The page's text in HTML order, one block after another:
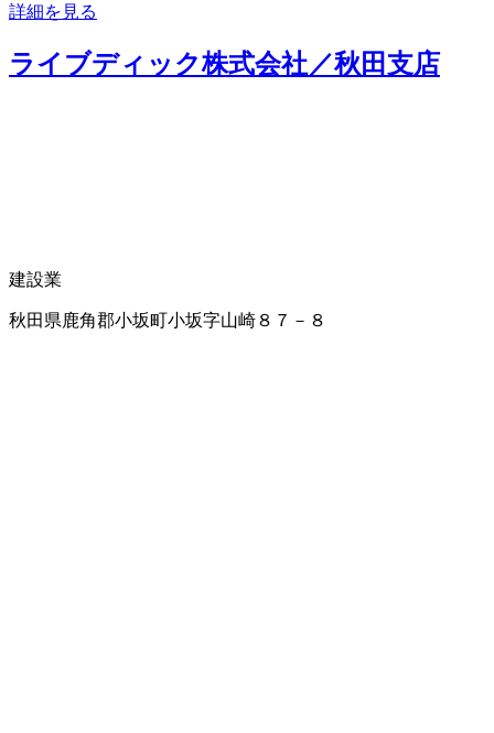
詳細を見る
ライブディック株式会社／秋田支店
建設業
秋田県鹿角郡小坂町小坂字山崎８７－８